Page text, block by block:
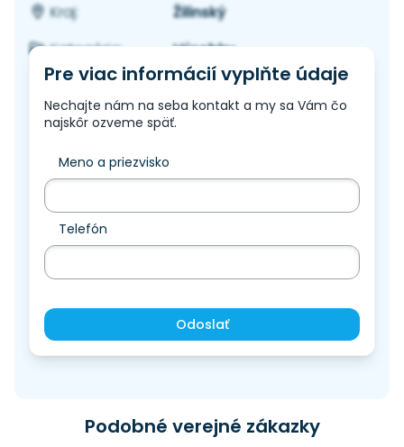
Kraj:
Žilinský
Kategória:
Výrobky
Pre viac informácií vyplňte údaje
Nechajte nám na seba kontakt a my sa Vám čo
najskôr ozveme späť.
Meno a priezvisko
Telefón
Odoslať
Podobné verejné zákazky